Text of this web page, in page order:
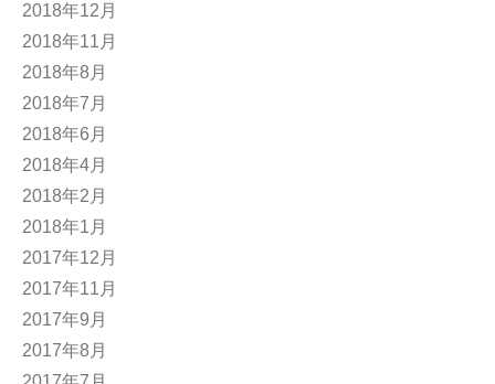
2018年12月
2018年11月
2018年8月
2018年7月
2018年6月
2018年4月
2018年2月
2018年1月
2017年12月
2017年11月
2017年9月
2017年8月